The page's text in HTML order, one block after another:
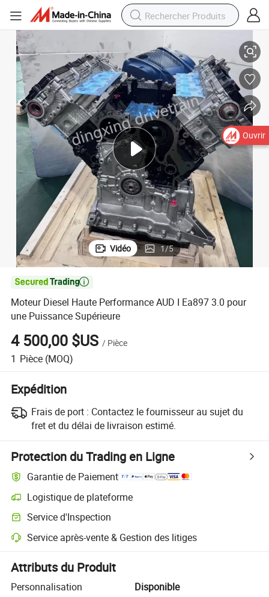
Moteur Diesel Haute Performance AUD I Ea897 3.0 pour une Puissance
Vidéo 1/5

Moteur Diesel Haute Performance AUD I Ea897 3.0 pour
une Puissance Supérieure
4 500,00 $US / Pièce
1 Pièce (MOQ)
Expédition
Frais de port : Contactez le fournisseur au sujet du
fret et du délai de livraison estimé.
Protection du Trading en Ligne
Garantie de Paiement
Logistique de plateforme
Suivi d'expédition plus clair avec des logistiques prises en charge par
Service d'Inspection
Inspection préalable à l'expédition optionnelle pour des contrôles de
Service après-vente & Gestion des litiges
Résolution des litiges assistée par la plateforme, y compris les
Attributs du Produit
Personnalisation
Disponible
Ouvrir